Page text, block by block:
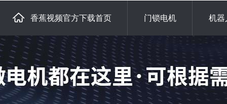
香蕉视频官方下载首页 门锁电机 机器
关于香蕉视频官方下载